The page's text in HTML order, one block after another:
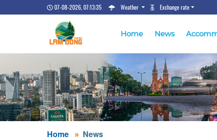
07-08-2026, 07:13:36 Weather Exchange rate
Home News
Home News